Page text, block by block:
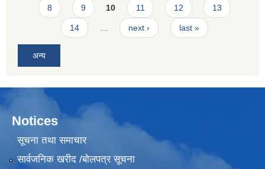
8 9 10 11 12 13
14 … next › last »
अन्य
Notices
सूचना तथा समाचार
सार्वजनिक खरीद /बोलपत्र सूचना